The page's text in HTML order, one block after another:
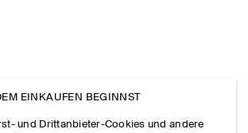
EINKAUFEN BEGINNST
und Drittanbieter-Cookies und andere